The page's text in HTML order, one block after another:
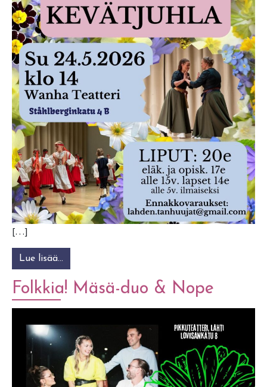
[…]
Lue lisää…
Folkkia! Mäsä-duo & Nope